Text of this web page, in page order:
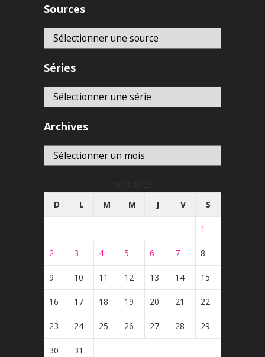
Sources
Séries
Archives
Archives
D
L M M J V S
1
2 3 4 5 6 7 8
9 10 11 12 13 14 15
16 17 18 19 20 21 22
23 24 25 26 27 28 29
30 31